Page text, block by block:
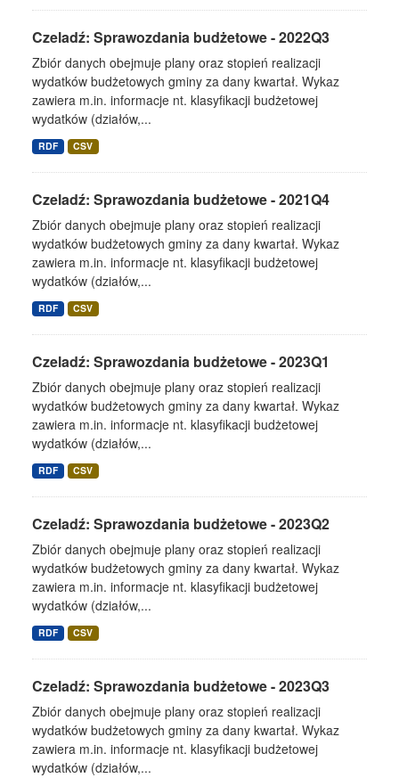
Czeladź: Sprawozdania budżetowe - 2022Q3
Zbiór danych obejmuje plany oraz stopień realizacji
wydatków budżetowych gminy za dany kwartał. Wykaz
zawiera m.in. informacje nt. klasyfikacji budżetowej
wydatków (działów,...
RDF CSV
Czeladź: Sprawozdania budżetowe - 2021Q4
Zbiór danych obejmuje plany oraz stopień realizacji
wydatków budżetowych gminy za dany kwartał. Wykaz
zawiera m.in. informacje nt. klasyfikacji budżetowej
wydatków (działów,...
RDF CSV
Czeladź: Sprawozdania budżetowe - 2023Q1
Zbiór danych obejmuje plany oraz stopień realizacji
wydatków budżetowych gminy za dany kwartał. Wykaz
zawiera m.in. informacje nt. klasyfikacji budżetowej
wydatków (działów,...
RDF CSV
Czeladź: Sprawozdania budżetowe - 2023Q2
Zbiór danych obejmuje plany oraz stopień realizacji
wydatków budżetowych gminy za dany kwartał. Wykaz
zawiera m.in. informacje nt. klasyfikacji budżetowej
wydatków (działów,...
RDF CSV
Czeladź: Sprawozdania budżetowe - 2023Q3
Zbiór danych obejmuje plany oraz stopień realizacji
wydatków budżetowych gminy za dany kwartał. Wykaz
zawiera m.in. informacje nt. klasyfikacji budżetowej
wydatków (działów,...